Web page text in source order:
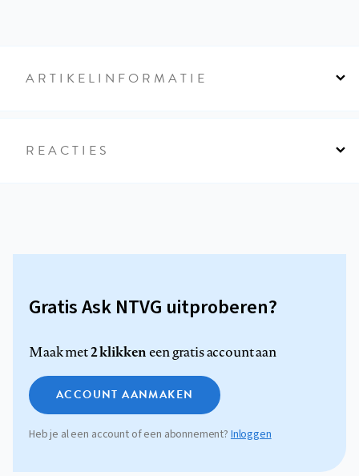
ARTIKELINFORMATIE
REACTIES
Gratis Ask NTVG uitproberen?
Maak met2 klikkeneen gratis account aan
ACCOUNT AANMAKEN
Heb je al een account of een abonnement?Inloggen